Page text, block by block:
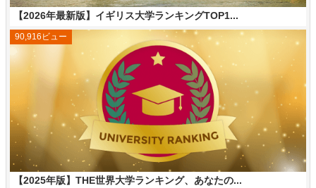
【2026年最新版】イギリス大学ランキングTOP1...
【2025年版】THE世界大学ランキング、あなたの...
90,916ビュー